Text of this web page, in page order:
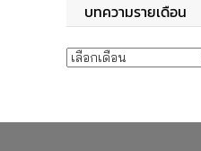
บทความรายเดือน
บทความรายเดือน